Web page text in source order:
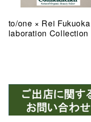
to/one × Rei
laboration Collection